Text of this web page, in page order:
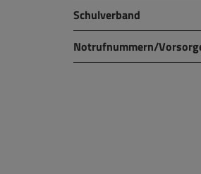
Schulverband
Notrufnummern/